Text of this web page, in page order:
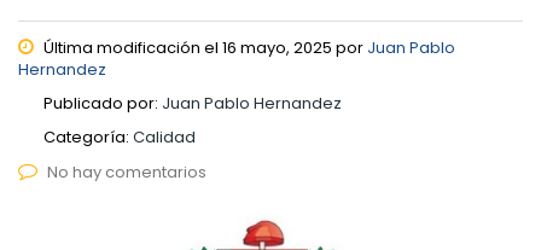
Última modificación el 16 mayo, 2025 por Juan Pablo
Hernandez
Publicado por: Juan Pablo Hernandez
Categoría: Calidad
No hay comentarios